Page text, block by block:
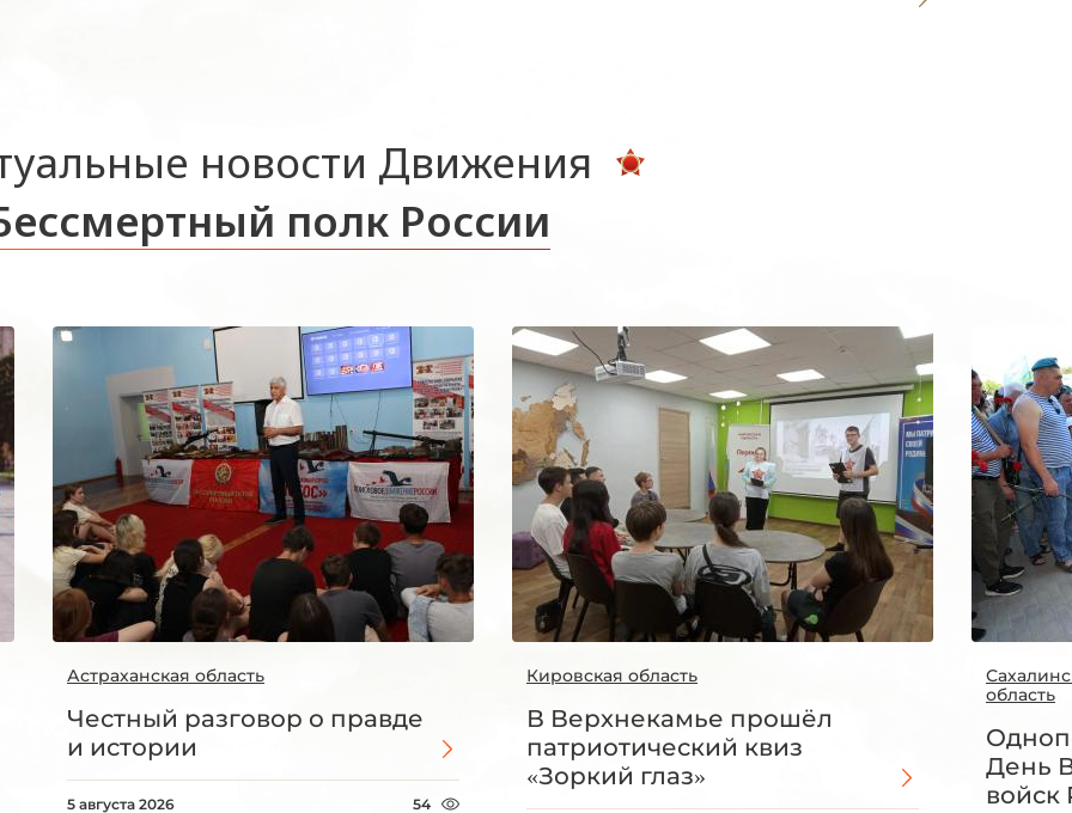
новости Движения
полк России
Астраханская область
Честный разговор о правде
и истории
5 августа 2026 54
Кировская область
В Верхнекамье прошёл
патриотический квиз
«Зоркий глаз»
область
День
войск